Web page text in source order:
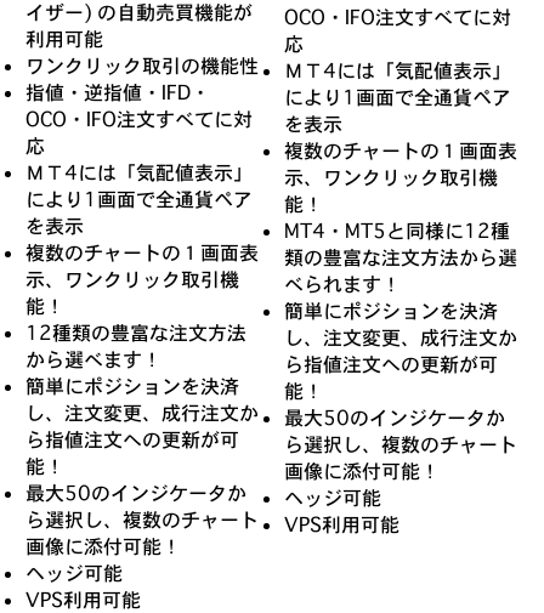
イザー) の自動売買機能が
利用可能
ワンクリック取引の機能性
指値・逆指値・IFD・
OCO・IFO注文すべてに対
応
ΜΤ4には「気配値表示」
により1画面で全通貨ペア
を表示
複数のチャートの１画面表
示、ワンクリック取引機
能！
12種類の豊富な注文方法
から選べます！
簡単にポジションを決済
し、注文変更、成行注文か
ら指値注文への更新が可
能！
最大50のインジケータか
ら選択し、複数のチャート
画像に添付可能！
ヘッジ可能
VPS利用可能
OCO・IFO注文すべてに対
応
ΜΤ4には「気配値表示」
により1画面で全通貨ペア
を表示
複数のチャートの１画面表
示、ワンクリック取引機
能！
MT4・MT5と同様に12種
類の豊富な注文方法から選
べられます！
簡単にポジションを決済
し、注文変更、成行注文か
ら指値注文への更新が可
能！
最大50のインジケータか
ら選択し、複数のチャート
画像に添付可能！
ヘッジ可能
VPS利用可能